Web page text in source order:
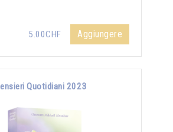
5.00CHF Aggiungere
Quotidiani 2023